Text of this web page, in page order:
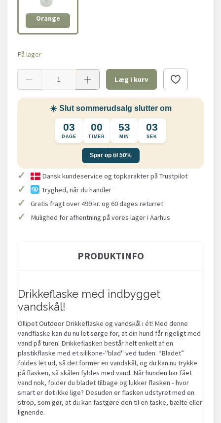
Orange
På lager
Læg i kurv
☀️ Slut sommerudsalg slutter om
03
DAGE
00
TIMER
53
MIN
02
SEK
Spar op til 50%
✓ Dansk kundeservice og topkarakter på Trustpilot
✓ Tryghed, når du handler
✓ Gratis fragt over 499 kr. og 60 dages returret
✓ Mulighed for afhentning på vores lager i Aarhus
PRODUKTINFO
Drikkeflaske med indbygget
vandskål!
Ollipet Outdoor Drikkeflaske og vandskål i ét! Med denne
vandflaske kan du nu let sørge for, at din hund får rigeligt med
vand på turen. Drikkeflasken består helt enkelt af en
plastikflaske med et silikone-"blad" ved tuden. “Bladet”
foldes let ud, så det former en vandskål, og du kan nu trykke
på flasken, så skålen fyldes med vand. Når hunden har fået
vand nok, folder du bladet tilbage og lukker flasken - hvor
smart er det ikke lige? Desuden er flasken udstyret med en
strop, som gør, at du kan fastgøre den til en taske, bælte eller
lignende.